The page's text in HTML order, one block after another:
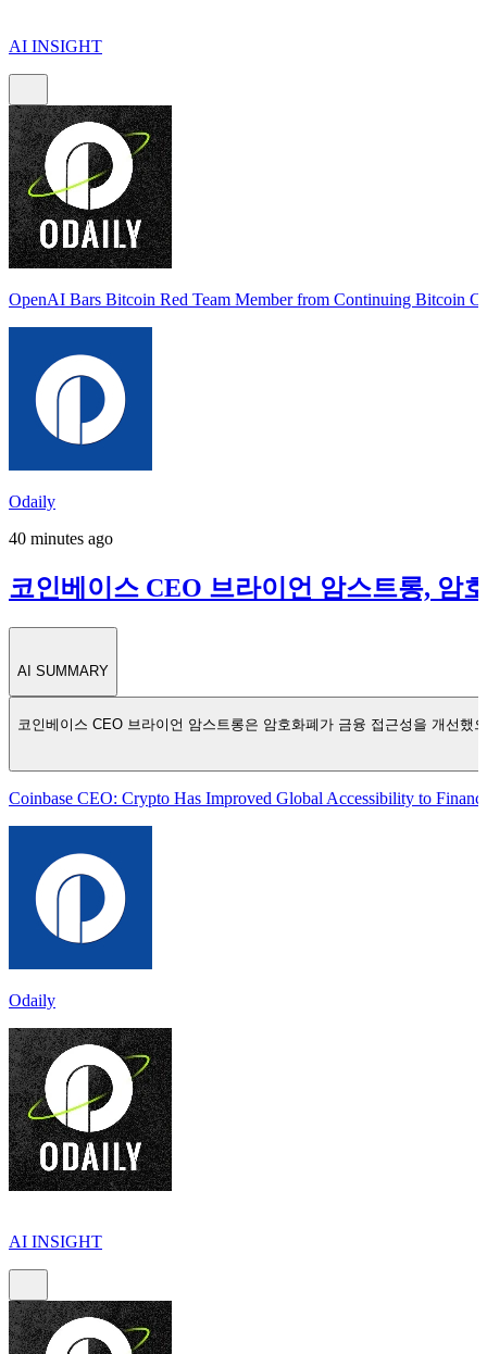
AI INSIGHT
OpenAI Bars Bitcoin Red Team Member from Continuing Bitcoin
Odaily
40 minutes ago
코인베이스 CEO 브라이언 암스트롱, 암
AI SUMMARY
코인베이스 CEO 브라이언 암스트롱은 암호화폐가 금융 접근성을 개선
Coinbase CEO: Crypto Has Improved Global Accessibility to
Odaily
AI INSIGHT